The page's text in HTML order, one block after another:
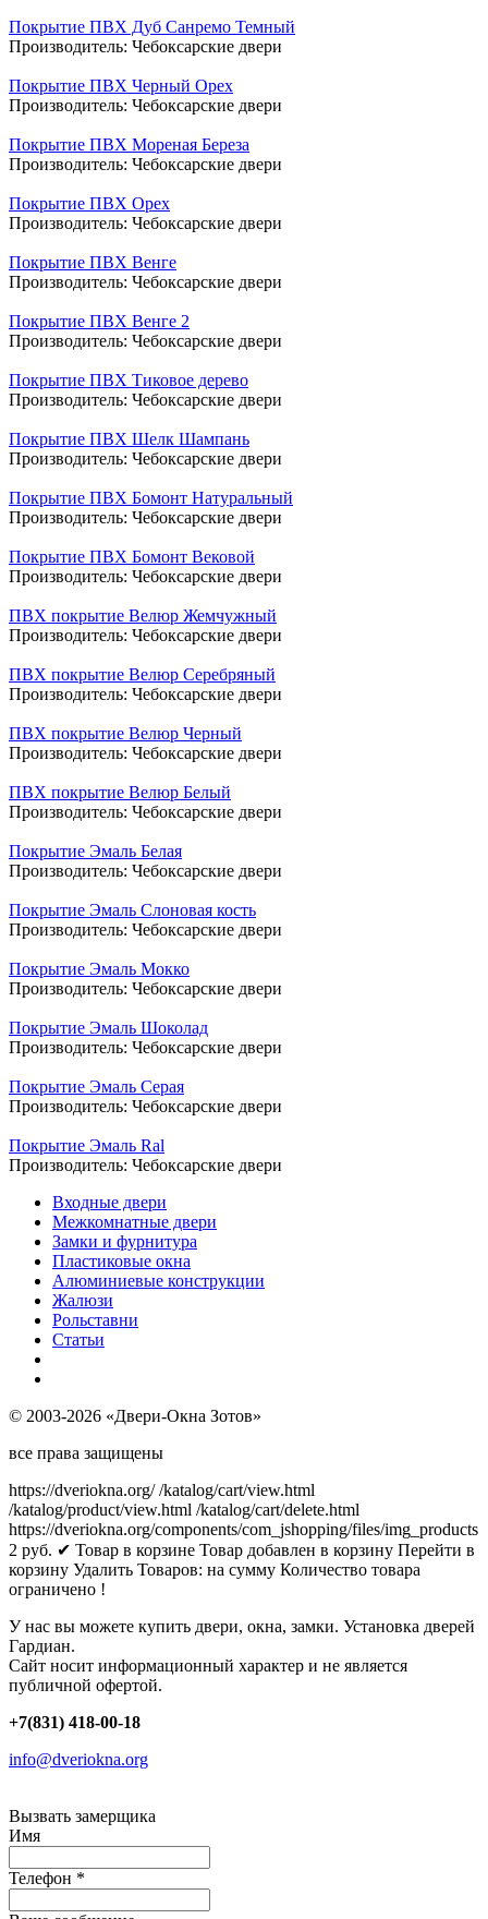
Покрытие ПВХ Дуб Санремо Темный
Производитель: Чебоксарские двери
Покрытие ПВХ Черный Орех
Производитель: Чебоксарские двери
Покрытие ПВХ Мореная Береза
Производитель: Чебоксарские двери
Покрытие ПВХ Орех
Производитель: Чебоксарские двери
Покрытие ПВХ Венге
Производитель: Чебоксарские двери
Покрытие ПВХ Венге 2
Производитель: Чебоксарские двери
Покрытие ПВХ Тиковое дерево
Производитель: Чебоксарские двери
Покрытие ПВХ Шелк Шампань
Производитель: Чебоксарские двери
Покрытие ПВХ Бомонт Натуральный
Производитель: Чебоксарские двери
Покрытие ПВХ Бомонт Вековой
Производитель: Чебоксарские двери
ПВХ покрытие Велюр Жемчужный
Производитель: Чебоксарские двери
ПВХ покрытие Велюр Серебряный
Производитель: Чебоксарские двери
ПВХ покрытие Велюр Черный
Производитель: Чебоксарские двери
ПВХ покрытие Велюр Белый
Производитель: Чебоксарские двери
Покрытие Эмаль Белая
Производитель: Чебоксарские двери
Покрытие Эмаль Слоновая кость
Производитель: Чебоксарские двери
Покрытие Эмаль Мокко
Производитель: Чебоксарские двери
Покрытие Эмаль Шоколад
Производитель: Чебоксарские двери
Покрытие Эмаль Серая
Производитель: Чебоксарские двери
Покрытие Эмаль Ral
Производитель: Чебоксарские двери
Входные двери
Межкомнатные двери
Замки и фурнитура
Пластиковые окна
Алюминиевые конструкции
Жалюзи
Рольставни
Статьи
© 2003-2026 «Двери-Окна Зотов»
все права защищены
https://dveriokna.org/ /katalog/cart/view.html
/katalog/product/view.html /katalog/cart/delete.html
https://dveriokna.org/components/com_jshopping/files/img_products
2 руб. ✔ Товар в корзине Товар добавлен в корзину Перейти в
корзину Удалить Товаров: на сумму Количество товара
ограничено !
У нас вы можете купить двери, окна, замки. Установка дверей
Гардиан.
Сайт носит информационный характер и не является
публичной офертой.
+7(831) 418-00-18
info@dveriokna.org
Вызвать замерщика
Имя
Телефон *